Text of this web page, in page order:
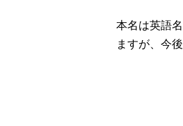
本名は英語
ますが、今